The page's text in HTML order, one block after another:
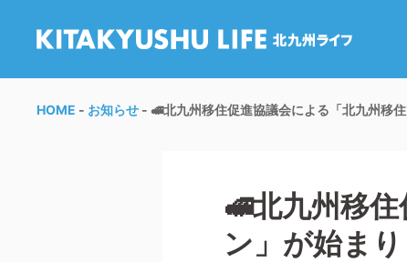
HOME お知らせ 🚅北九州移住促進協議会による「北九州移
🚅北九州移
ン」が始まり